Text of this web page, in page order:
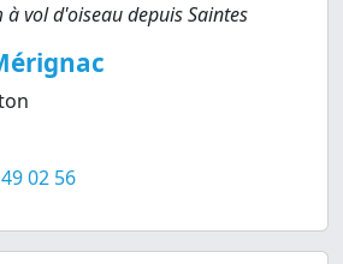
vol d'oiseau depuis Saintes
02 56